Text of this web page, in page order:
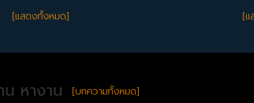
[แสดงทั้งหมด]
[แ
หางาน [บทความทั้งหมด]